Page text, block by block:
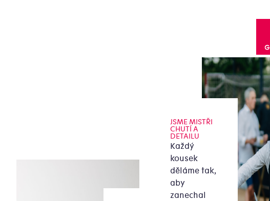
JSME MISTŘI
CHUTÍ A
DETAILU
Každý
kousek
děláme tak,
aby
zanechal